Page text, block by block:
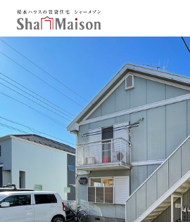
お気に
新着メール設定
最近見
北海道 東北
関西
中
九州
市区郡・路線・駅から探す